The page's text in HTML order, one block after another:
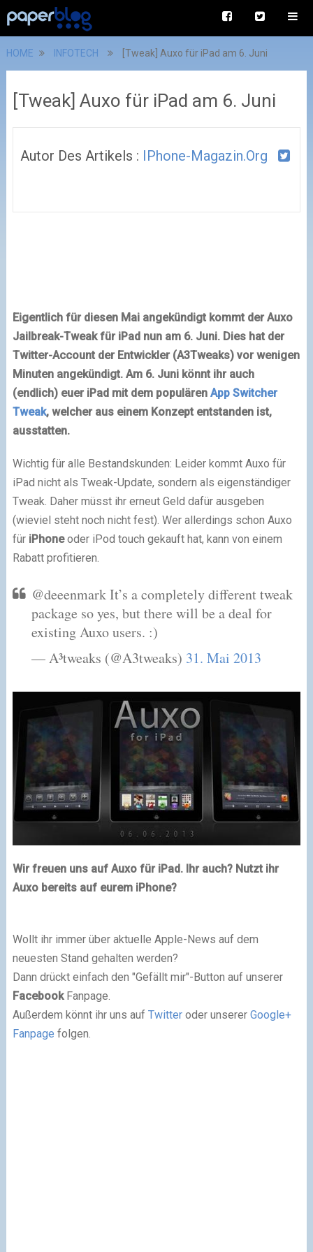
HOME INFOTECH [Tweak] Auxo für iPad am 6. Juni
[Tweak] Auxo für iPad am 6. Juni
Autor Des Artikels : IPhone-Magazin.org
Eigentlich für diesen Mai angekündigt kommt der Auxo
Jailbreak-Tweak für iPad nun am 6. Juni. Dies hat der
Twitter-Account der Entwickler (A3Tweaks) vor wenigen
Minuten angekündigt. Am 6. Juni könnt ihr auch
(endlich) euer iPad mit dem populären App Switcher
Tweak, welcher aus einem Konzept entstanden ist,
ausstatten.
Wichtig für alle Bestandskunden: Leider kommt Auxo für
iPad nicht als Tweak-Update, sondern als eigenständiger
Tweak. Daher müsst ihr erneut Geld dafür ausgeben
(wieviel steht noch nicht fest). Wer allerdings schon Auxo
für iPhoneoder iPod touch gekauft hat, kann von einem
Rabatt profitieren.
@deeenmark It’s a completely different tweak
package so yes, but there will be a deal for
existing Auxo users. :)
— A³tweaks (@A3tweaks) 31. Mai 2013
Wir freuen uns auf Auxo für iPad. Ihr auch? Nutzt ihr
Auxo bereits auf eurem iPhone?
Wollt ihr immer über aktuelle Apple-News auf dem
neuesten Stand gehalten werden?
Dann drückt einfach den "Gefällt mir"-Button auf unserer
FacebookFanpage.
Außerdem könnt ihr uns auf Twitteroder unserer Google+
Fanpage folgen.